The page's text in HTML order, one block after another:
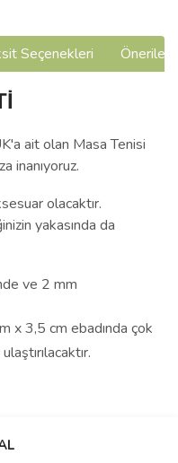
Seçenekleri
ait olan Masa Tenisi
inanıyoruz.
olacaktır.
yakasında da
ve 2 mm
x 3,5 cm ebadında çok
yapın!